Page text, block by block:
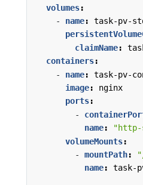
volumes:
- name:
task-pv-
claimName:
containers:
- name:
task-pv-
image:
nginx
ports:
-
name:
"http-
volumeMounts:
- mountPath:
name: task-